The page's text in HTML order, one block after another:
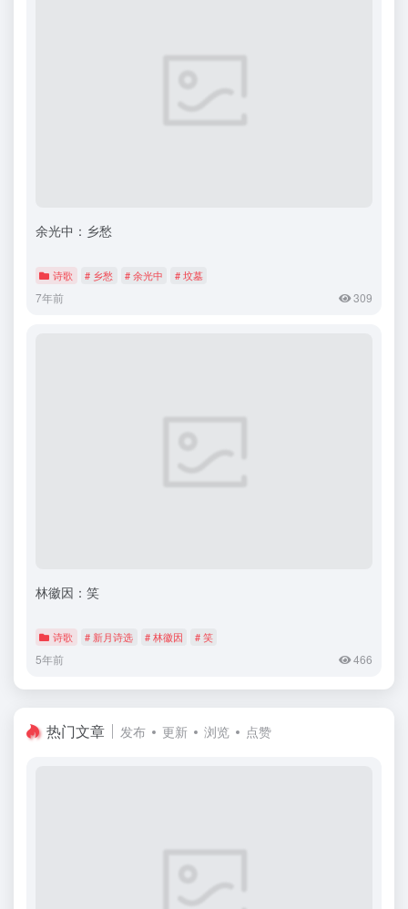
余光中：乡愁
诗歌 # 乡愁 # 余光中 # 坟墓
7年前 309
林徽因：笑
诗歌 # 新月诗选 # 林徽因 # 笑
5年前 466
热门文章 发布 更新 浏览 点赞